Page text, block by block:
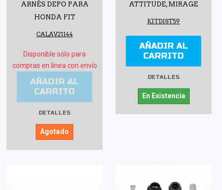
ARNÉS DEPO PARA
HONDA FIT
CALAV21144
Disponible sólo para
compras en línea con envío
AÑADIR AL
CARRITO
DETALLES
Agotado
ATTITUDE, MIRAGE
KITDIST59
AÑADIR AL
CARRITO
DETALLES
En Existencia